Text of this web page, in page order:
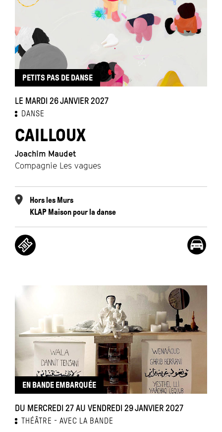
PETITS PAS DE DANSE
LE MARDI 26 JANVIER 2027
DANSE
CAILLOUX
Joachim Maudet
Compagnie Les vagues
Hors les Murs
KLAP Maison pour la danse
EN BANDE EMBARQUÉE
DU MERCREDI 27 AU VENDREDI 29 JANVIER 2027
THÉÂTRE AVEC LA BANDE